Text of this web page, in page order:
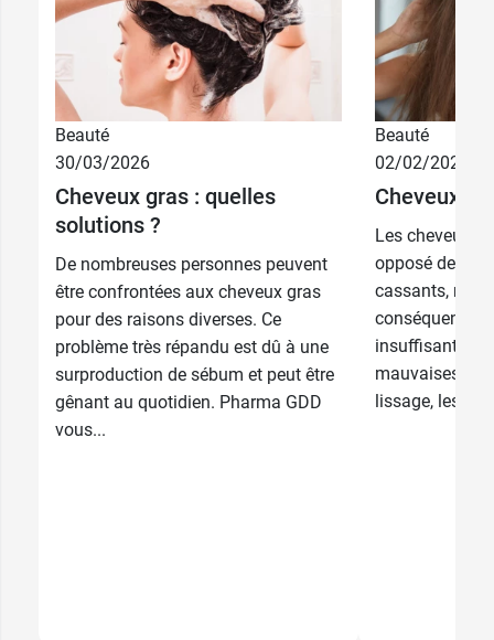
Beauté
30/03/2026
Cheveux gras : quelles
solutions ?
De nombreuses personnes peuvent
être confrontées aux cheveux gras
pour des raisons diverses. Ce
problème très répandu est dû à une
surproduction de sébum et peut être
gênant au quotidien. Pharma GDD
vous...
Beauté
02/02/2026
Cheveux
Les cheveux
opposé des
cassants,
conséquence
insuffisante de
mauvaises
lissage, les